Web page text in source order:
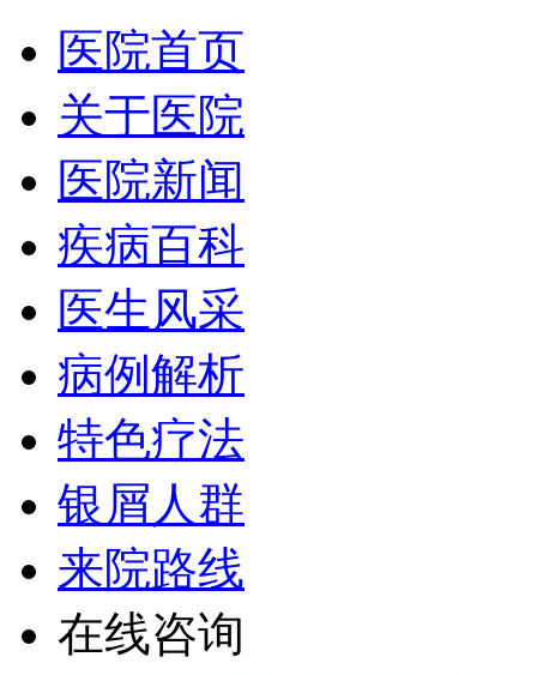
医院首页
关于医院
医院新闻
疾病百科
医生风采
病例解析
特色疗法
银屑人群
来院路线
在线咨询